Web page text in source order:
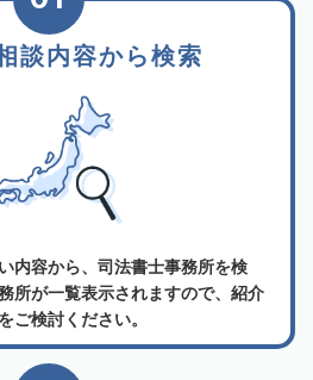
談内容から検索
内容から、司法書士事務所を検
所が一覧表示されますので、紹介
ご検討ください。